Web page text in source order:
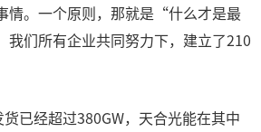
情。一个原则，那就是“什么才是最
们所有企业共同努力下，建立了210
已经超过380GW，天合光能在其中